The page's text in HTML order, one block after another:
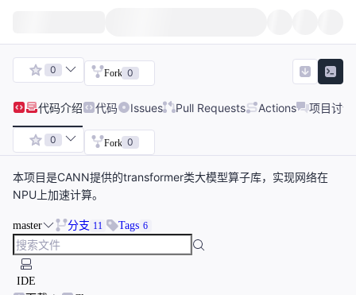
0 Fork 0
代码介绍 代码 Issues Pull Requests Actions 项目讨论
0 Fork 0
本项目是CANN提供的transformer类大模型算子库，实现网络在
NPU上加速计算。
master 分支 11 Tags 6
IDE